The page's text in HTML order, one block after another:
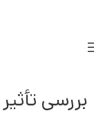
بررسی